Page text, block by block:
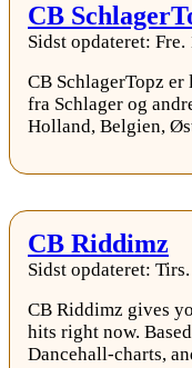
CB
Sidst opdateret:
CB SchlagerTopz er
fra Schlager og
Holland, Belgien,
CB Riddimz
Sidst opdateret:
CB Riddimz gives
hits right now.
Dancehall-charts,